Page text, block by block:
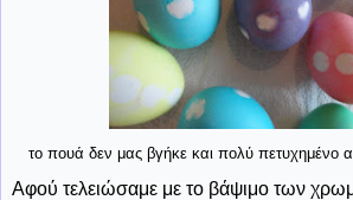
το πουά δεν μας βγήκε και πολύ πετυχημένο
Αφού τελειώσαμε με το βάψιμο των